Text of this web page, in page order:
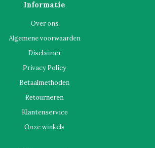
Informatie
Over ons
Algemene voorwaarden
Disclaimer
Privacy Policy
Betaalmethoden
Retourneren
Klantenservice
Onze winkels